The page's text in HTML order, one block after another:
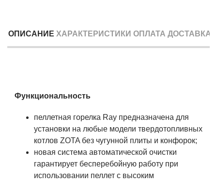
ОПИСАНИЕ ХАРАКТЕРИСТИКИ ОПЛАТА ДОСТАВКА
Функциональность
пеллетная горелка Ray предназначена для
установки на любые модели твердотопливных
котлов ZOTA без чугунной плиты и конфорок;
новая система автоматической очиcтки
гарантирует бесперебойную работу при
использовании пеллет с высоким